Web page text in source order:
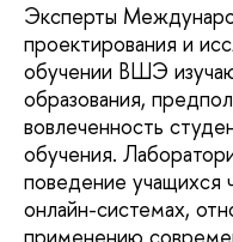
Эксперты
проектирования и
обучении ВШЭ
образования,
вовлеченность
обучения.
поведение учащихся
онлайн-системах,